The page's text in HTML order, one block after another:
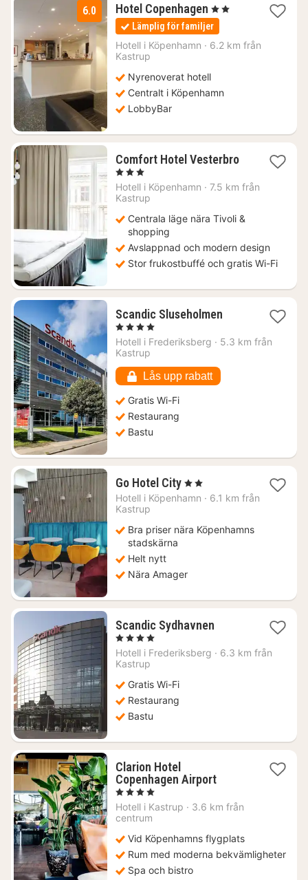
6.0 Hotel Copenhagen 1
natt
från
1313
, 2 Stjärnor
Lämplig för familjer
Hotell i Köpenhamn · 6.2 km från
Kastrup
Nyrenoverat hotell
Centralt i Köpenhamn
LobbyBar
Comfort Hotel Vesterbro2
för
, 3 Stjärnor
Hotell i Köpenhamn · 7.5 km från
Kastrup
Centrala läge nära Tivoli &
shopping
Avslappnad och modern design
Stor frukostbuffé och gratis Wi-Fi
Scandic Sluseholmen1
från
, 4 Stjärnor
Hotell i Frederiksberg · 5.3 km från
Kastrup
Lås upp rabatt
Gratis Wi-Fi
Restaurang
Bastu
Go Hotel City1
natt
kr.
, 2 Stjärnor
Hotell i Köpenhamn · 6.1 km från
Kastrup
Bra priser nära Köpenhamns
stadskärna
Helt nytt
Nära Amager
Scandic Sydhavnen1
från
, 4 Stjärnor
Hotell i Frederiksberg · 6.3 km från
Kastrup
Gratis Wi-Fi
Restaurang
Bastu
Clarion Hotel
Copenhagen Airport1
från
, 4 Stjärnor
Hotell i Kastrup · 3.6 km från
centrum
Vid Köpenhamns flygplats
Rum med moderna bekvämligheter
Spa och bistro